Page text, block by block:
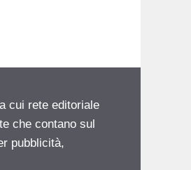
cui rete editoriale
che contano sul
pubblicità,